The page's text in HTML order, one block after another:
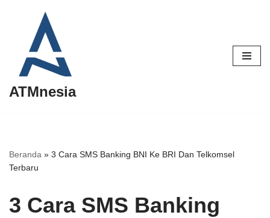
Lompat
konten
ATMnesia
Beranda » 3 Cara SMS Banking BNI Ke BRI Dan Telkomsel
Terbaru
3 Cara SMS Banking